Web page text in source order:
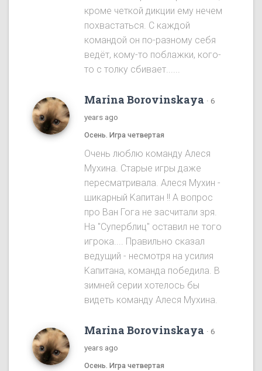
кроме четкой дикции ему нечем
похвастаться. С каждой
командой он по-разному себя
ведёт, кому-то поблажки, кого-
то с толку сбивает......
Marina Borovinskaya · 6
years ago
Осень. Игра четвертая
Oчень люблю команду Алеся
Мухина. Старые игры даже
пересматривала. Алеся Мухин -
шикарный Kапитан !! A вопрос
про Ван Гога не засчитали зря.
На "Cуперблиц" оставил не того
игрока.... Правильно сказал
ведущий - несмотря на усилия
Kапитана, команда победила. B
зимней серии хотелось бы
видеть команду Алеся Мухинa.
Marina Borovinskaya · 6
years ago
Осень. Игра четвертая